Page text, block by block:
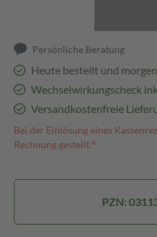
Persönliche Beratung
Heute bestellt und
Wechselwirkungscheck
Versandkostenfreie
Bei der Einlösung eines
Rechnung gestellt.⁴
PZN: